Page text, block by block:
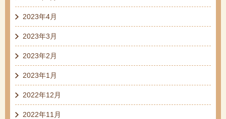
2023年4月
2023年3月
2023年2月
2023年1月
2022年12月
2022年11月